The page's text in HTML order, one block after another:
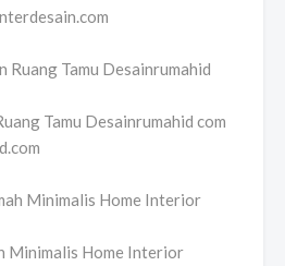
Tamu Desainrumahid com
Minimalis Home Interior